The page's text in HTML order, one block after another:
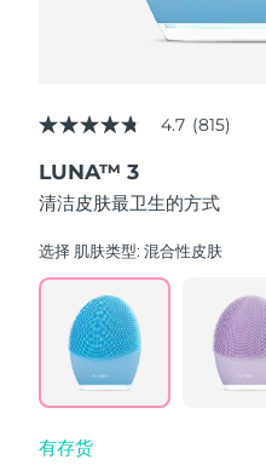
4.7
of
5
stars,
rating
Read
Reviews.
Same
page
link.
4.7 (815)
LUNA™ 3
清洁皮肤最卫生的方式
选择 肌肤类型:混合性皮肤
有存货